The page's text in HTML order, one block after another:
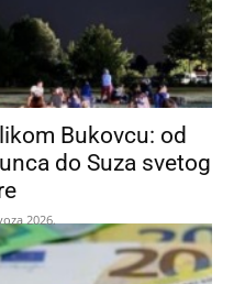
Bukovcu: od
do Suza svetog
2026.